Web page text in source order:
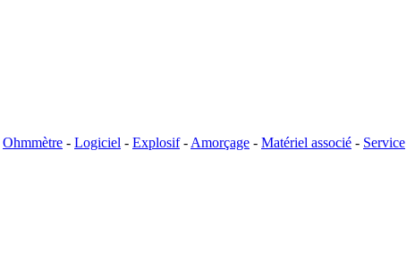
Ohmmètre - Logiciel - Explosif-Amorçage - Matériel associé - Service